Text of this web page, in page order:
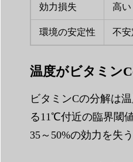
効力損失 高い
環境の安定性 不安
温度がビタミン
ビタミンCの分解は
る11℃付近の臨界閾
35～50%の効力を失